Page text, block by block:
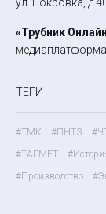
«Трубник Онлайн
ТЕГИ
#ТМК #ПНТЗ
#ТАГМЕТ
#Производство